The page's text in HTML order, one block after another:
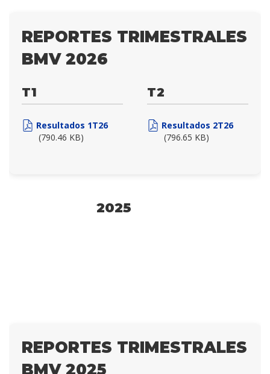
REPORTES TRIMESTRALES
BMV 2026
T1
Resultados 1T26
(790.46 KB)
T2
Resultados 2T26
(796.65 KB)
2025
REPORTES TRIMESTRALES
BMV 2025